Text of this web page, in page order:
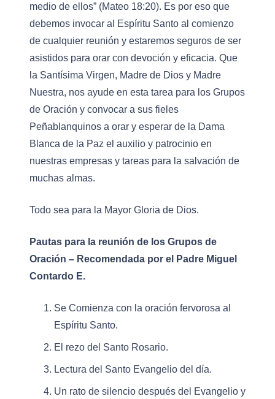
medio de ellos” (Mateo 18:20). Es por eso que
debemos invocar al Espíritu Santo al comienzo
de cualquier reunión y estaremos seguros de ser
asistidos para orar con devoción y eficacia. Que
la Santísima Virgen, Madre de Dios y Madre
Nuestra, nos ayude en esta tarea para los Grupos
de Oración y convocar a sus fieles
Peñablanquinos a orar y esperar de la Dama
Blanca de la Paz el auxilio y patrocinio en
nuestras empresas y tareas para la salvación de
muchas almas.
Todo sea para la Mayor Gloria de Dios.
Pautas para la reunión de los Grupos de
Oración – Recomendada por el Padre Miguel
Contardo E.
Se Comienza con la oración fervorosa al
Espíritu Santo.
El rezo del Santo Rosario.
Lectura del Santo Evangelio del día.
Un rato de silencio después del Evangelio y